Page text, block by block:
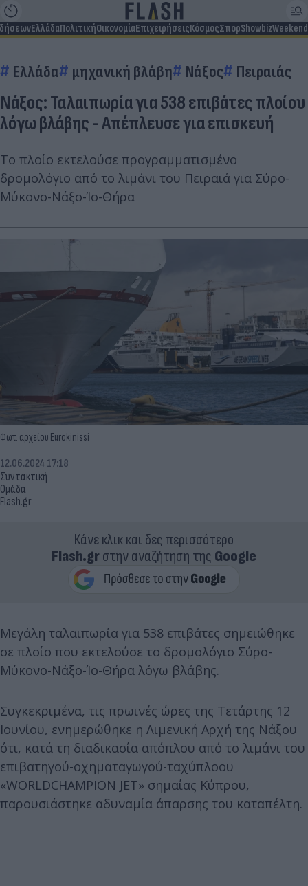
ΕλλάδαΠολιτικήΟικονομίαΕπιχειρήσειςΚόσμοςΣπορShowbizWeekend
Ελλάδα μηχανική βλάβη Νάξος Πειραιάς
Νάξος: Ταλαιπωρία για 538 επιβάτες πλοίου
λόγω βλάβης - Απέπλευσε για επισκευή
Το πλοίο εκτελούσε προγραμματισμένο
δρομολόγιο από το λιμάνι του Πειραιά για Σύρο-
Μύκονο-Νάξο-Ίο-Θήρα
Φωτ. αρχείου Eurokinissi
Συντακτική
Ομάδα
Flash.gr
12.06.2024 17:18
Κάνε κλικ και δες περισσότερο
Flash.grστην αναζήτηση της Google
Μεγάλη ταλαιπωρία για 538 επιβάτες σημειώθηκε
σε πλοίο που εκτελούσε το δρομολόγιο Σύρο-
Μύκονο-Νάξο-Ίο-Θήρα λόγω βλάβης.
Συγκεκριμένα, τις πρωινές ώρες της Τετάρτης 12
Ιουνίου, ενημερώθηκε η Λιμενική Αρχή της Νάξου
ότι, κατά τη διαδικασία απόπλου από το λιμάνι του
επιβατηγού-οχηματαγωγού-ταχύπλοου
«WORLDCHAMPION JET» σημαίας Κύπρου,
παρουσιάστηκε αδυναμία άπαρσης του καταπέλτη.